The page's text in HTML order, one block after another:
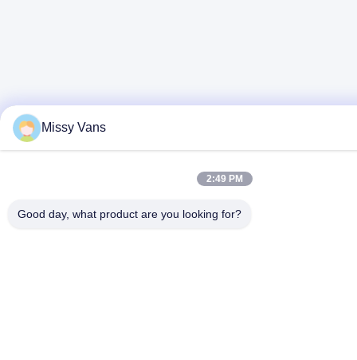
Missy Vans
2:49 PM
Good day, what product are you looking for?